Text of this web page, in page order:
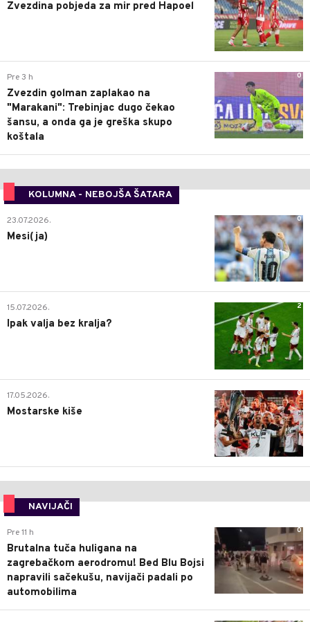
Zvezdina pobjeda za mir pred Hapoel
0
Pre 3 h
Zvezdin golman zaplakao na
"Marakani": Trebinjac dugo čekao
šansu, a onda ga je greška skupo
koštala
KOLUMNA - NEBOJŠA ŠATARA
0
23.07.2026.
Mesi(ja)
2
15.07.2026.
Ipak valja bez kralja?
0
17.05.2026.
Mostarske kiše
NAVIJAČI
0
Pre 11 h
Brutalna tuča huligana na
zagrebačkom aerodromu! Bed Blu Bojsi
napravili sačekušu, navijači padali po
automobilima